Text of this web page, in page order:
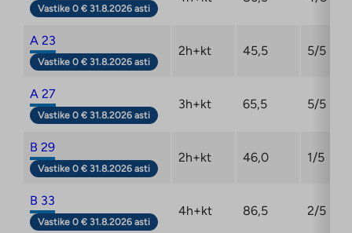
Vastike 0 € 31.8.2026 asti
A 23
Vastike 0 € 31.8.2026 asti
2h+kt 45,5 5/5
A 27
Vastike 0 € 31.8.2026 asti
3h+kt 65,5 5/5
B 29
Vastike 0 € 31.8.2026 asti
2h+kt 46,0 1/5
B 33
Vastike 0 € 31.8.2026 asti
4h+kt 86,5 2/5